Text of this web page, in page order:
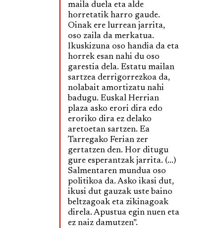
maila duela eta alde
horretatik harro gaude.
Oinak ere lurrean jarrita,
oso zaila da merkatua.
Ikuskizuna oso handia da eta
horrek esan nahi du oso
garestia dela. Estatu mailan
sartzea derrigorrezkoa da,
nolabait amortizatu nahi
badugu. Euskal Herrian
plaza asko erori dira edo
eroriko dira ez delako
aretoetan sartzen. Ea
Tarregako Ferian zer
gertatzen den. Hor ditugu
gure esperantzak jarrita. (...)
Salmentaren mundua oso
politikoa da. Asko ikasi dut,
ikusi dut gauzak uste baino
beltzagoak eta zikinagoak
direla. Apustua egin nuen eta
ez naiz damutzen”.